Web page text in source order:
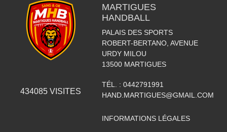
434085 VISITES
MARTIGUES
HANDBALL
PALAIS DES SPORTS
ROBERT-BERTANO, AVENUE
URDY MILOU
13500 MARTIGUES
TÉL. : 0442791991
HAND.MARTIGUES@GMAIL.COM
INFORMATIONS LÉGALES